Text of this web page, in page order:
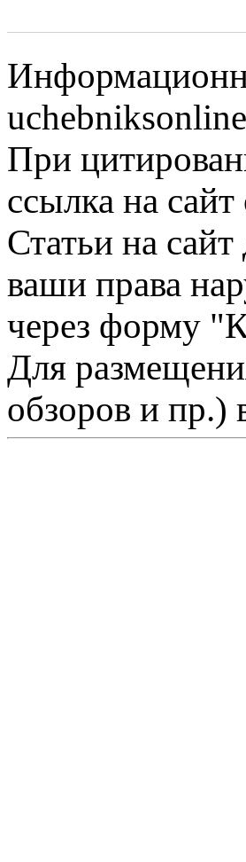
При
ссылка на сайт
Статьи на
ваши права
через форму
Для
обзоров и пр.)